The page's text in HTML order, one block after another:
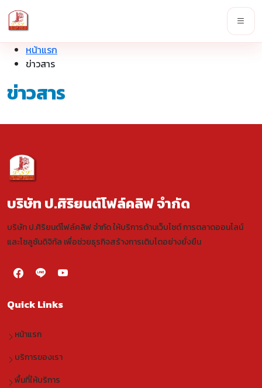
หน้าแรก
ข่าวสาร
ข่าวสาร
บริษัท ป.ศิริยนต์โฟล์คลิฟ จำกัด
บริษัท ป.ศิริยนต์โฟล์คลิฟ จำกัด ให้บริการด้านเว็บไซต์ การตลาดออนไลน์
และโซลูชันดิจิทัล เพื่อช่วยธุรกิจสร้างการเติบโตอย่างยั่งยืน
Quick Links
หน้าแรก
บริการของเรา
พื้นที่ให้บริการ